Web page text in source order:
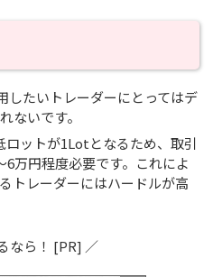
したいトレーダーにとってはデ
ないです。
ロットが1Lotとなるため、取引
6万円程度必要です。これによ
トレーダーにはハードルが高
なら！ [PR] ／